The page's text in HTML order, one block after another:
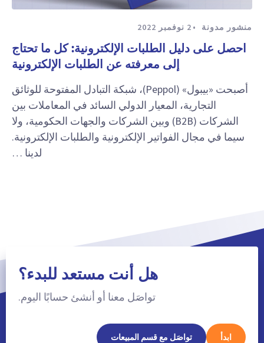
منشور مدونة 2 نوفمبر 2022
احصل على دليل الطلبات الإلكترونية: كل ما تحتاج
إلى معرفته عن الطلبات الإلكترونية
أصبحت «بيبول» (Peppol)، شبكة التبادل المفتوحة للوثائق
التجارية، المعيار الدولي السائد في المعاملات بين
الشركات (B2B) وبين الشركات والجهات الحكومية، ولا
سيما في مجال الفواتير الإلكترونية والطلبات الإلكترونية.
لدينا …
هل أنت مستعد للبدء؟
تواصَل معنا أو أنشئ حسابًا اليوم.
ابدأ تواصَل مع قسم المبيعات